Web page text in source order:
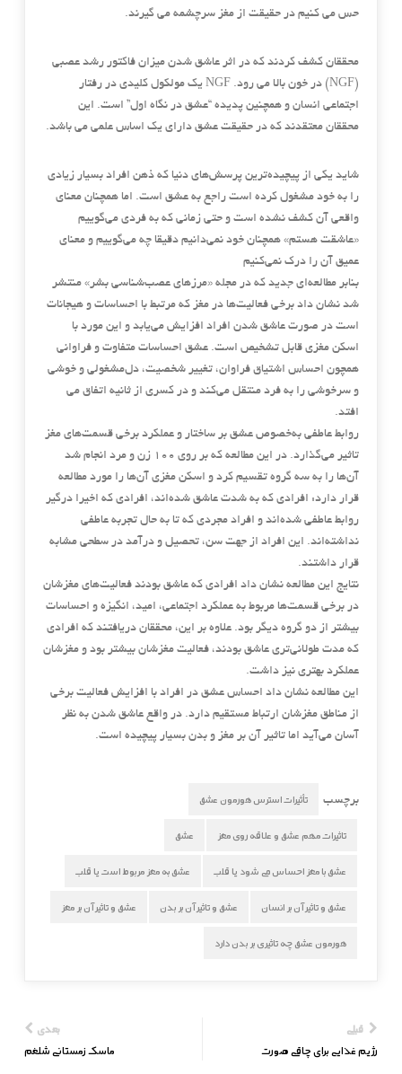
حس می کنیم در حقیقت از مغز سرچشمه می گیرند.
محققان کشف کردند که در اثر عاشق شدن میزان فاکتور رشد عصبی
(NGF) در خون بالا می رود. NGF یک مولکول کلیدی در رفتار
اجتماعی انسان و همچنین پدیده “عشق در نگاه اول” است. این
محققان معتقدند که در حقیقت عشق دارای یک اساس علمی می باشد.
شاید یکی از پیچیده‌ترین پرسش‌های دنیا که ذهن افراد بسیار زیادی
را به خود مشغول کرده است راجع به عشق است. اما همچنان معنای
واقعی آن کشف نشده است و حتی زمانی که به فردی می‌گوییم
«عاشقت هستم» همچنان خود نمی‌دانیم دقیقا چه می‌گوییم و معنای
عمیق آن را درک نمی‌کنیم
بنابر مطالعه‌ای جدید که در مجله «مرزهای عصب‌شناسی بشر» منتشر
شد نشان داد برخی فعالیت‌ها در مغز که مرتبط با احساسات و هیجانات
است در صورت عاشق شدن افراد افزایش می‌یابد و این مورد با
اسکن مغزی قابل تشخیص است. عشق احساسات متفاوت و فراوانی
همچون احساس اشتیاق فراوان، تغییر شخصیت، دل‌مشغولی و خوشی
و سرخوشی را به فرد منتقل می‌کند و در کسری از ثانیه اتفاق می
افتد.
روابط عاطفی به‌خصوص عشق بر ساختار و عملکرد برخی قسمت‌های مغز
تاثیر می‌گذارد. در این مطالعه که بر روی ۱۰۰ زن و مرد انجام شد
آن‌ها را به سه گروه تقسیم کرد و اسکن مغزی آن‌ها را مورد مطالعه
قرار دارد: افرادی که به شدت عاشق شده‌اند، افرادی که اخیرا درگیر
روابط عاطفی شده‌اند و افراد مجردی که تا به حال تجربه عاطفی
نداشته‌اند. این افراد از جهت سن، تحصیل و درآمد در سطحی مشابه
قرار داشتند.
نتایج این مطالعه نشان داد افرادی که عاشق بودند فعالیت‌های مغزشان
در برخی قسمت‌ها مربوط به عملکرد اجتماعی، امید، انگیزه و احساسات
بیشتر از دو گروه دیگر بود. علاوه بر این، محققان دریافتند که افرادی
که مدت طولانی‌تری عاشق بودند، فعالیت مغزشان بیشتر بود و مغزشان
عملکرد بهتری نیز داشت.
این مطالعه نشان داد احساس عشق در افراد با افزایش فعالیت برخی
از مناطق مغزشان ارتباط مستقیم دارد. در واقع عاشق شدن به نظر
آسان می‌آید اما تاثیر آن بر مغز و بدن بسیار پیچیده است.
برچسب تأثیرات استرس هورمون عشق
تاثیرات مهم عشق و علاقه روی مغز عشق
عشق با مغز احساس می شود یا قلب عشق به مغز مربوط است یا قلب
عشق و تاثیر آن بر انسان عشق و تاثیر آن بر بدن عشق و تاثیر آن بر مغز
هورمون عشق چه تاثیری بر بدن دارد
قبلی
رژیم غذایی برای چاقی صورت
بعدی
ماسک زمستانی شلغم